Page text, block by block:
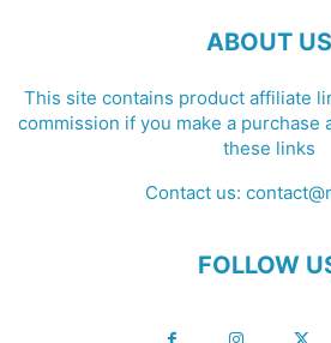
ABOUT US
This site contains product affiliate
commission if you make a purchase
these links
Contact us:
FOLLOW